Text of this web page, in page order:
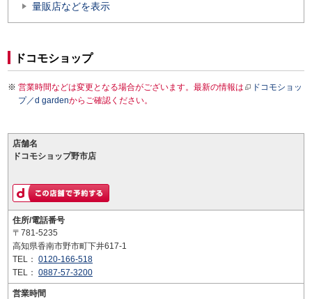
量販店などを表示
ドコモショップ
営業時間などは変更となる場合がございます。最新の情報は
ドコモショッ
プ／d gardenからご確認ください。
店舗名
ドコモショップ野市店
住所/電話番号
〒781-5235
高知県香南市野市町下井617-1
TEL： 0120-166-518
TEL： 0887-57-3200
営業時間